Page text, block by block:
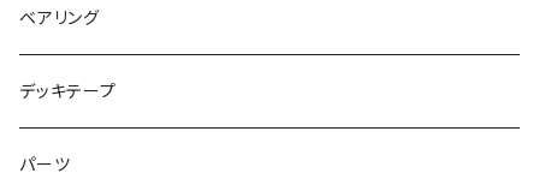
アウター
シャツ
トップス
NIKE SB DUNK
NM933
ゴツいシューズ最高！
8インチ
8.2インチ
7.3インチ
7.5インチ
7.7インチ
ベアリング
デッキテープ
パーツ